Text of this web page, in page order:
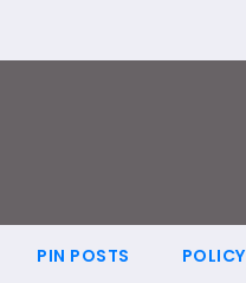
PIN POSTS POLICY